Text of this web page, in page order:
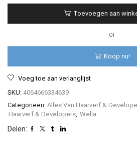
Cream
Toner
aantal
Toevoegen aan
OF
Koop nu!
Voeg toe aan verlanglijst
SKU: 4064666334639
Categorieën Alles Van Haarverf &
Haarverf & Developers Wella
Delen: